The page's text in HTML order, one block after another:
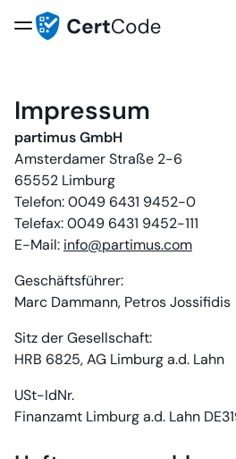
Impressum
partimus GmbH
Amsterdamer Straße 2-6
65552 Limburg
Telefon: 0049 6431 9452-0
Telefax: 0049 6431 9452-111
E-Mail: info@partimus.com
Geschäftsführer:
Marc Dammann, Petros Jossifidis
Sitz der Gesellschaft:
HRB 6825, AG Limburg a.d. Lahn
USt-IdNr.
Finanzamt Limburg a.d. Lahn